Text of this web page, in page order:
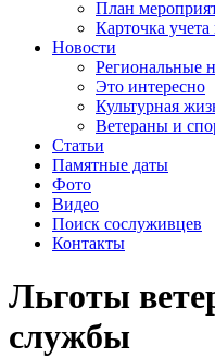
План
Карточка
Новости
Региональные
Это интересно
Культурная
Ветераны и
Статьи
Памятные даты
Фото
Видео
Поиск сослуживцев
Контакты
Льготы
службы